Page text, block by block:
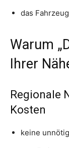
das
Warum
Ihrer
Regionale
Kosten
keine